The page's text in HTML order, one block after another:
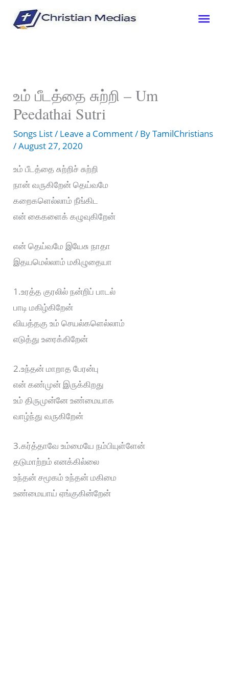
உம் பீடத்தை சுற்றி – Um
Peedathai Sutri
Songs List/ Leave a Comment/ ByTamilChristians
/August 27, 2020
உம் பீடத்தை சுற்றிச் சுற்றி
நான் வருகிறேன் தெய்வமே
கறைகளெல்லாம் நீங்கிட
என் கைகளைக் கழுவுகிறேன்
என் தெய்வமே இயேசு நாதா
இதயமெல்லாம் மகிழுதையா
1.உரத்த குரலில் நன்றிப் பாடல்
பாடி மகிழ்கிறேன்
வியத்தகு உம் செயல்களெல்லாம்
எடுத்து உரைக்கிறேன்
2.உந்தன் மாறாத பேரன்பு
என் கண்முன் இருக்கிறது
உம் திருமுன்னே உண்மையாக
வாழ்ந்து வருகிறேன்
3.கர்த்தாவே உம்மையே நம்பியுள்ளேன்
தடுமாற்றம் எனக்கில்லை
உந்தன் சமூகம் உந்தன் மகிமை
உண்மையாய் ஏங்குகின்றேன்